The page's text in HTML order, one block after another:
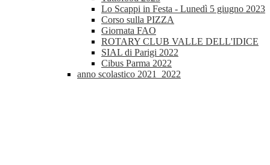
Lo Scappi in Festa - Lunedì 5 giugno 2023
Corso sulla PIZZA
Giornata FAO
ROTARY CLUB VALLE DELL'IDICE
SIAL di Parigi 2022
Cibus Parma 2022
anno scolastico 2021_2022